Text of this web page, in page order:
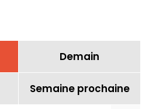
Demain
Semaine prochaine